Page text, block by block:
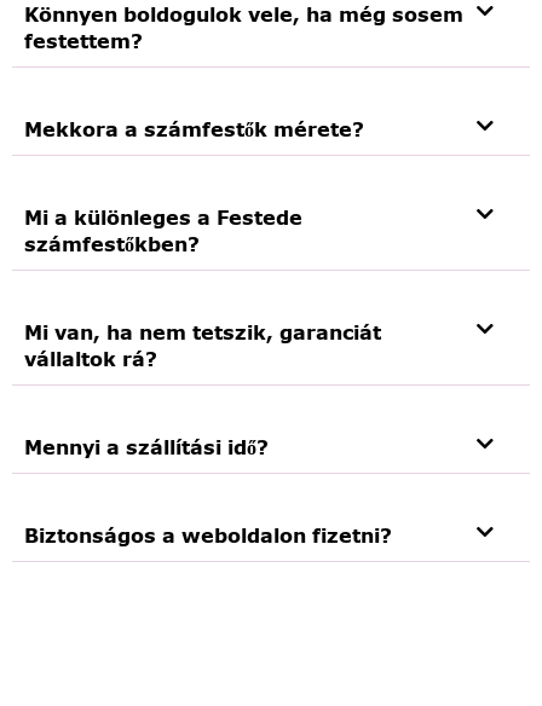
Könnyen boldogulok vele, ha még sosem
festettem?
Mekkora a számfestők mérete?
Mi a különleges a Festede
számfestőkben?
Mi van, ha nem tetszik, garanciát
vállaltok rá?
Mennyi a szállítási idő?
Biztonságos a weboldalon fizetni?